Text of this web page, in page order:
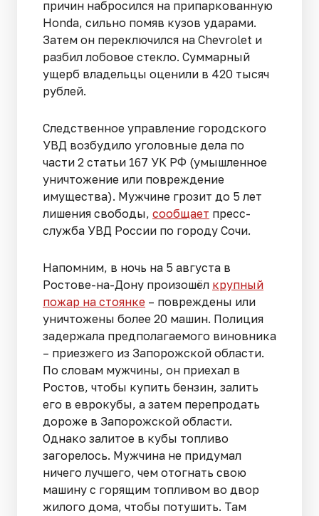
причин набросился на припаркованную
Honda, сильно помяв кузов ударами.
Затем он переключился на Chevrolet и
разбил лобовое стекло. Суммарный
ущерб владельцы оценили в 420 тысяч
рублей.
Следственное управление городского
УВД возбудило уголовные дела по
части 2 статьи 167 УК РФ (умышленное
уничтожение или повреждение
имущества). Мужчине грозит до 5 лет
лишения свободы, сообщает пресс-
служба УВД России по городу Сочи.
Напомним, в ночь на 5 августа в
Ростове-на-Дону произошёл крупный
пожар на стоянке – повреждены или
уничтожены более 20 машин. Полиция
задержала предполагаемого виновника
– приезжего из Запорожской области.
По словам мужчины, он приехал в
Ростов, чтобы купить бензин, залить
его в еврокубы, а затем перепродать
дороже в Запорожской области.
Однако залитое в кубы топливо
загорелось. Мужчина не придумал
ничего лучшего, чем отогнать свою
машину с горящим топливом во двор
жилого дома, чтобы потушить. Там